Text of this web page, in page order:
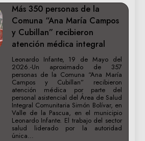
Más 350 personas de la
Comuna “Ana María Campos
y Cubillan” recibieron
atención médica integral
Leonardo Infante, 19 de Mayo del
2026.-Un aproximado de 357
personas de la Comuna “Ana María
Campos y Cubillan” recibieron
atención médica por parte del
personal asistencial del Área de Salud
Integral Comunitaria Simón Bolívar, en
Valle de la Pascua, en el municipio
Leonardo Infante. El trabajo del sector
salud liderado por la autoridad
única…